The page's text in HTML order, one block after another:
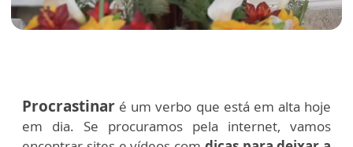
Procrastinar é um verbo que está em alta hoje
em dia. Se procuramos pela internet, vamos